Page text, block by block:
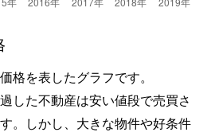
格を表したグラフです。
した不動産は安い値段で売買さ
。しかし、大きな物件や好条件